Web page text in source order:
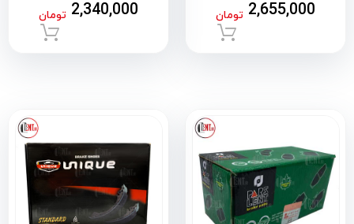
2,655,000 تومان
2,340,000 تومان